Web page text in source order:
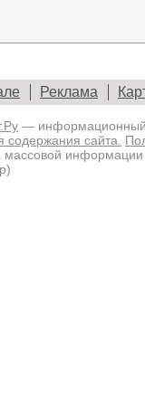
Реклама
— информационный
содержания сайта.
массовой